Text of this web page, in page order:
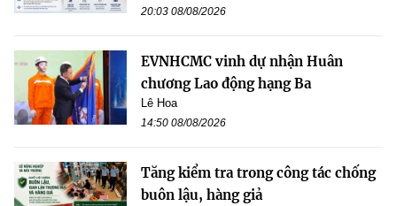
20:03 08/08/2026
EVNHCMC vinh dự nhận Huân
chương Lao động hạng Ba
Lê Hoa
14:50 08/08/2026
Tăng kiểm tra trong công tác chống
buôn lậu, hàng giả